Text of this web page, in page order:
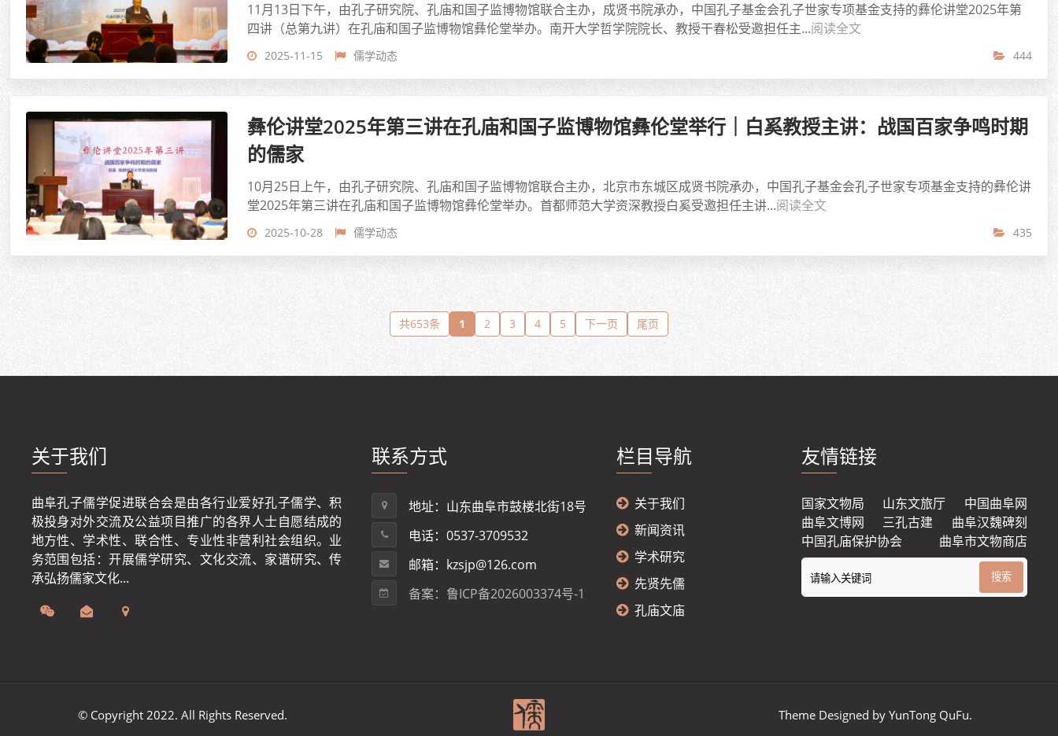
11月13日下午，由孔子研究院、孔庙和国子监博物馆联合主办，成贤书院承办，中国孔子基金会孔子世家专项基金支持的彝伦讲堂2025年第
四讲（总第九讲）在孔庙和国子监博物馆彝伦堂举办。南开大学哲学院院长、教授干春松受邀担任主...阅读全文
2025-11-15 儒学动态 444
彝伦讲堂2025年第三讲在孔庙和国子监博物馆彝伦堂举行｜白奚教授主讲：战国百家争鸣时期
的儒家
10月25日上午，由孔子研究院、孔庙和国子监博物馆联合主办，北京市东城区成贤书院承办，中国孔子基金会孔子世家专项基金支持的彝伦讲
堂2025年第三讲在孔庙和国子监博物馆彝伦堂举办。首都师范大学资深教授白奚受邀担任主讲...阅读全文
2025-10-28 儒学动态 435
共653条 1 2 3 4 5 下一页 尾页
关于我们
曲阜孔子儒学促进联合会是由各行业爱好孔子儒学、积
极投身对外交流及公益项目推广的各界人士自愿结成的
地方性、学术性、联合性、专业性非营利社会组织。业
务范围包括：开展儒学研究、文化交流、家谱研究、传
承弘扬儒家文化...
联系方式
地址：山东曲阜市鼓楼北街18号
电话：0537-3709532
邮箱：kzsjp@126.com
备案：鲁ICP备2026003374号-1
栏目导航
关于我们
新闻资讯
学术研究
先贤先儒
孔庙文庙
友情链接
国家文物局 山东文旅厅
中国曲阜网
曲阜文博网
三孔古建
曲阜汉魏碑刻
中国孔庙保护协会
曲阜市文物商店
© Copyright 2022. All Rights Reserved. Theme Designed by YunTong QuFu.